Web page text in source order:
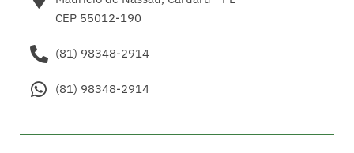
CEP 55012-190
(81) 98348-2914
(81) 98348-2914